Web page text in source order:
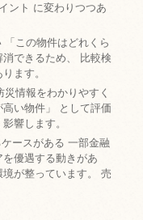
ント に変わりつつあ
この物件はどれくら
できるため、 比較検
ます。
情報をわかりやすく
い物件」 として評価
響します。
ースがある 一部金融
優遇する動きがあ
が整っています。 売